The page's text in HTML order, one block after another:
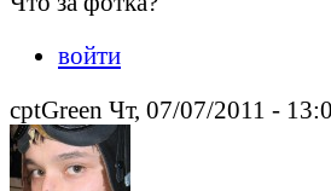
войти
cptGreen Чт, 07/07/2011 -